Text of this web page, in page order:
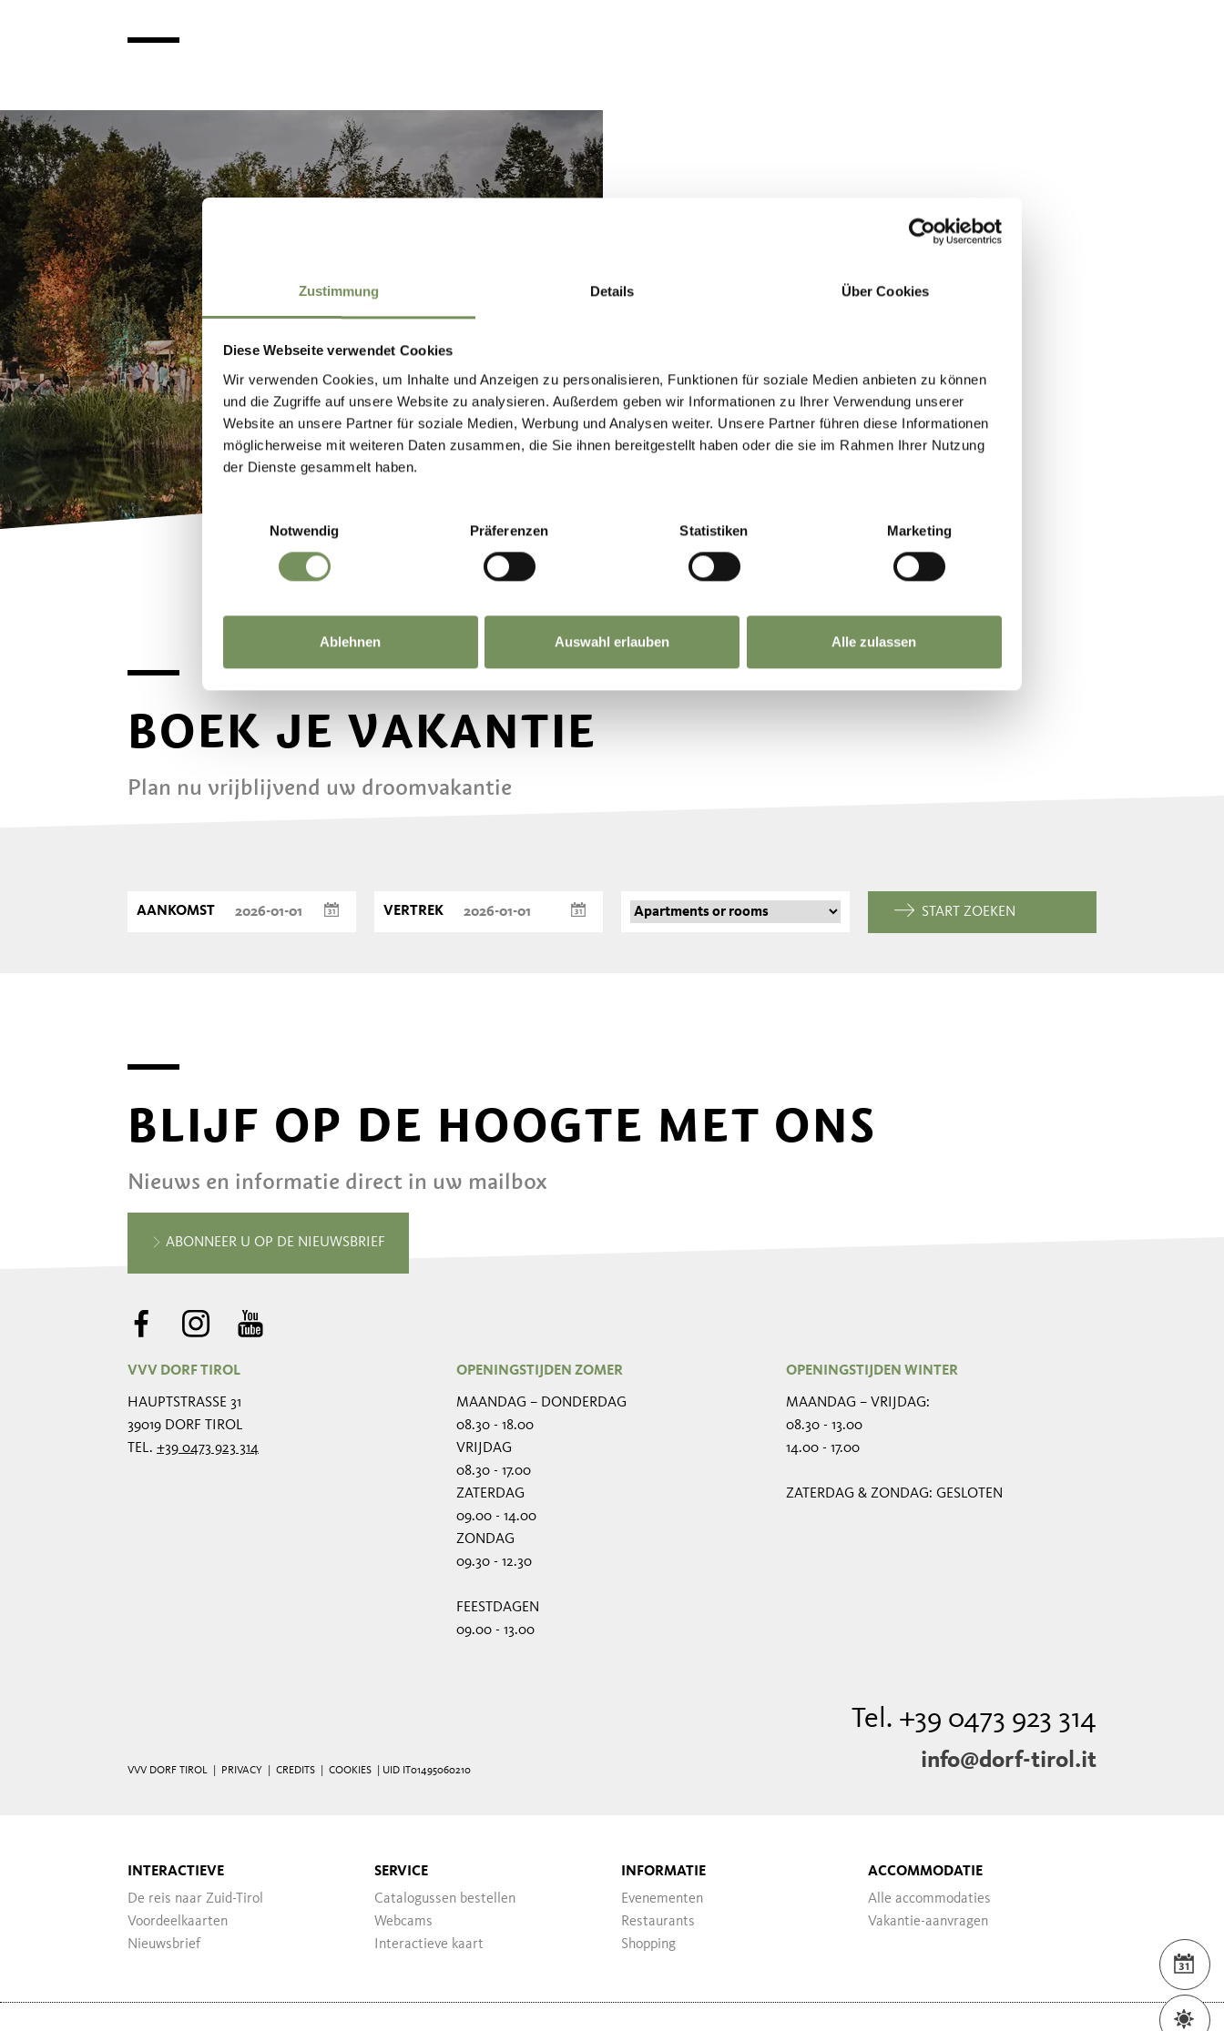
Zustimmung Details Über Cookies
Diese Webseite verwendet Cookies
Wir verwenden Cookies, um Inhalte und Anzeigen zu personalisieren, Funktionen für soziale Medien anbieten zu können
und die Zugriffe auf unsere Website zu analysieren. Außerdem geben wir Informationen zu Ihrer Verwendung unserer
Website an unsere Partner für soziale Medien, Werbung und Analysen weiter. Unsere Partner führen diese Informationen
möglicherweise mit weiteren Daten zusammen, die Sie ihnen bereitgestellt haben oder die sie im Rahmen Ihrer Nutzung
der Dienste gesammelt haben.
Einwilligungsauswahl
Notwendig
Präferenzen Statistiken Marketing
Ablehnen Auswahl erlauben Alle zulassen
TOPEVENEMENTEN
BOEK JE VAKANTIE
Plan nu vrijblijvend uw droomvakantie
AANKOMST VERTREK START ZOEKEN
BLIJF OP DE HOOGTE MET ONS
Nieuws en informatie direct in uw mailbox
ABONNEER U OP DE NIEUWSBRIEF
VVV DORF TIROL
HAUPTSTRASSE 31
39019 DORF TIROL
TEL. +39 0473 923 314
OPENINGSTIJDEN ZOMER
MAANDAG – DONDERDAG
08.30 - 18.00
VRIJDAG
08.30 - 17.00
ZATERDAG
09.00 - 14.00
ZONDAG
09.30 - 12.30
FEESTDAGEN
09.00 - 13.00
OPENINGSTIJDEN WINTER
MAANDAG – VRIJDAG:
08.30 - 13.00
14.00 - 17.00
ZATERDAG & ZONDAG: GESLOTEN
Tel. +39 0473 923 314
info@dorf-tirol.it
VVV DORF TIROL | PRIVACY CREDITS COOKIES | UID IT01495060210
INTERACTIEVE
De reis naar Zuid-Tirol
Voordeelkaarten
Nieuwsbrief
SERVICE
Catalogussen bestellen
Webcams
Interactieve kaart
INFORMATIE
Evenementen
Restaurants
Shopping
ACCOMMODATIE
Alle accommodaties
Vakantie-aanvragen